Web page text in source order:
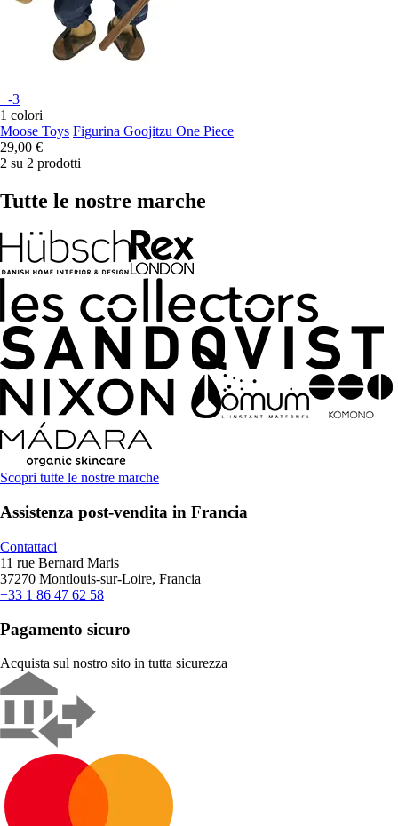
+-3
1 colori
Moose Toys Figurina Goojitzu One Piece
29,00 €
2 su 2 prodotti
Tutte le nostre marche
Scopri tutte le nostre marche
Assistenza post-vendita in Francia
Contattaci
11 rue Bernard Maris
37270 Montlouis-sur-Loire, Francia
+33 1 86 47 62 58
Pagamento sicuro
Acquista sul nostro sito in tutta sicurezza